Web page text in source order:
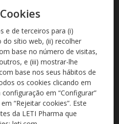
e de terceiros para (i)
sítio web, (ii) recolher
base no número de visitas,
e (iii) mostrar-lhe
base nos seus hábitos de
os cookies clicando em
em “Configurar”
“Rejeitar cookies”. Este
da LETI Pharma que